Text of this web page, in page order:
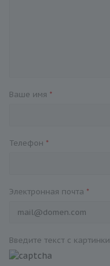
Ваше имя *
Телефон *
Электронная почта *
Введите текст с картинки